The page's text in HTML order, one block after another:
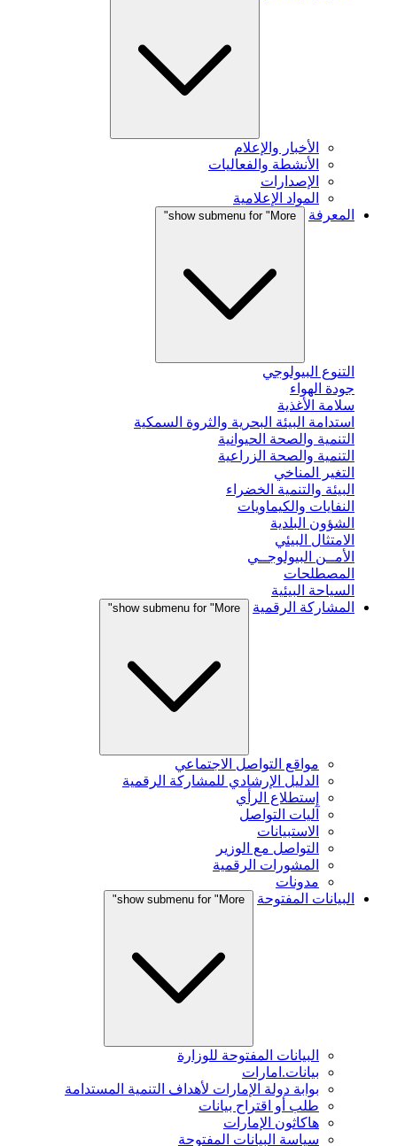
الأخبار والإعلام
الأنشطة والفعاليات
الإصدارات
المواد الإعلامية
المعرفة
show submenu for "More"
التنوع البيولوجي
جودة الهواء
سلامة الأغذية
استدامة البيئة البحرية والثروة السمكية
التنمية والصحة الحيوانية
التنمية والصحة الزراعية
التغير المناخي
البيئة والتنمية الخضراء
النفايات والكيماويات
الشؤون البلدية
الامتثال البيئي
الأمــن البيولوجــي
المصطلحات
السياحة البيئية
المشاركة الرقمية
show submenu for "More"
مواقع التواصل الاجتماعي
الدليل الإرشادي للمشاركة الرقمية
إستطلاع الرأي
آليات التواصل
الاستبيانات
التواصل مع الوزير
المشورات الرقمية
مدونات
البيانات المفتوحة
show submenu for "More"
البيانات المفتوحة للوزارة
بيانات.امارات
بوابة دولة الإمارات لأهداف التنمية المستدامة
طلب أو اقتراح بيانات
هاكاثون الإمارات
سياسة البيانات المفتوحة